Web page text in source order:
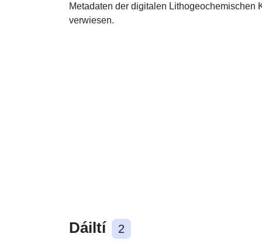
Metadaten der digitalen Lithogeochemischen
verwiesen.
Dáiltí 2